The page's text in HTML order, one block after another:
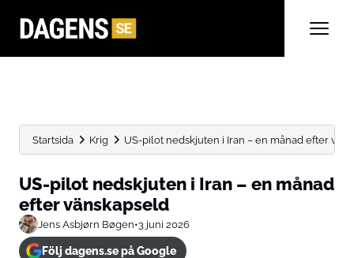
Startsida Krig US-pilot nedskjuten i Iran – en månad efter
US-pilot nedskjuten i Iran – en månad
efter vänskapseld
Jens Asbjørn Bøgen•3 juni 2026
Följ dagens.se på Google